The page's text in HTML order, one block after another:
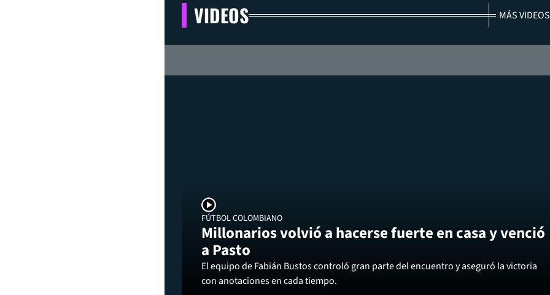
VIDEOS MÁS VIDEOS
FÚTBOL COLOMBIANO
Millonarios volvió a hacerse fuerte en casa y venció
a Pasto
El equipo de Fabián Bustos controló gran parte del encuentro y aseguró la victoria
con anotaciones en cada tiempo.